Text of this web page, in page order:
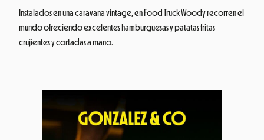
Instalados en una caravana vintage, en Food Truck Woody recorren el
mundo ofreciendo excelentes hamburguesas y patatas fritas
crujientes y cortadas a mano.